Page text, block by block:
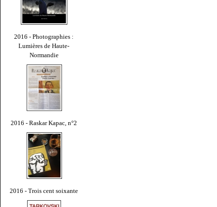
2016 - Photographies :
Lumières de Haute-
Normandie
2016 - Raskar Kapac, n°2
2016 - Trois cent soixante